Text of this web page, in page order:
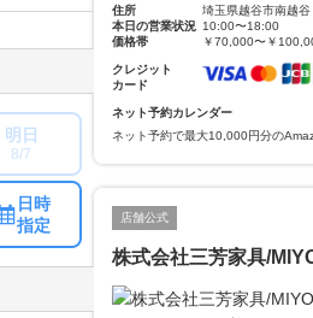
住所
埼玉県越谷市南越谷
本日の営業状況 10:00〜18:00
価格帯
￥70,000〜￥
クレジット
カード
ネット予約カレンダー
ネット予約で最大10,000円分の
店舗公式
株式会社三芳家具/
明日
8/7
日時
指定